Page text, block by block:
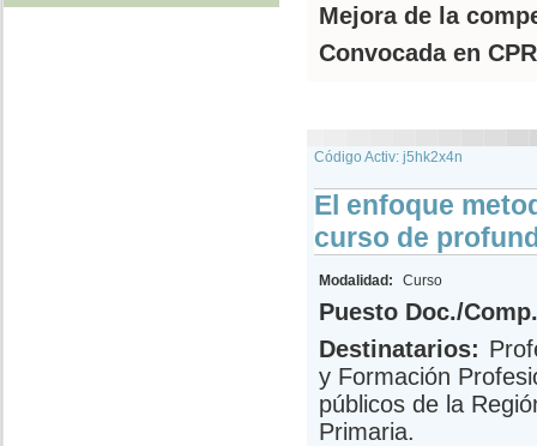
Mejora de la
Convocada en
Código Activ: j5hk2x4n
El enfoque
curso de
Modalidad: Curso
Puesto Doc./
Destinatarios:
y Formación
públicos de la
Primaria.